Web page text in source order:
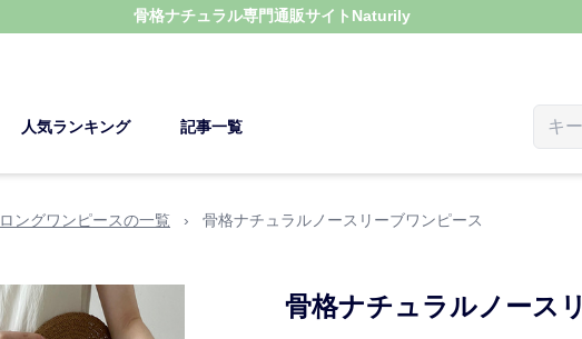
骨格ナチュラル専門通販サイト Naturily
人気ランキング 記事一覧
ロングワンピースの一覧 › 骨格ナチュラルノースリーブワンピース
骨格ナチュラルノース